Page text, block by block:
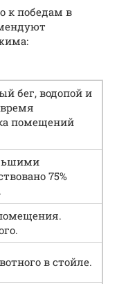
к победам в
бег, водопой и
помещений
75%
в стойле.